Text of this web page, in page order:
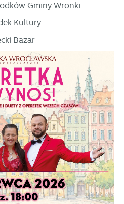
Gminy Wronki
Kultury
Bazar